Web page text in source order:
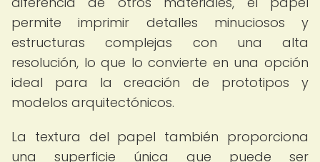
permite imprimir detalles minuciosos y
estructuras complejas con una alta
resolución, lo que lo convierte en una opción
ideal para la creación de prototipos y
modelos arquitectónicos.
La textura del papel también proporciona
una superficie única que puede ser